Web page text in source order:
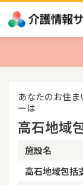
あなたのお住
ーは
高石地域
施設名
高石地域包括